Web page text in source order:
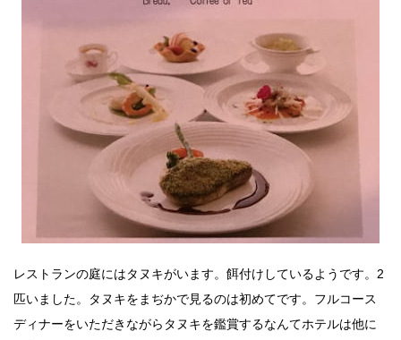
レストランの庭にはタヌキがいます。餌付けしているようです。2
匹いました。タヌキをまぢかで見るのは初めてです。フルコース
ディナーをいただきながらタヌキを鑑賞するなんてホテルは他に